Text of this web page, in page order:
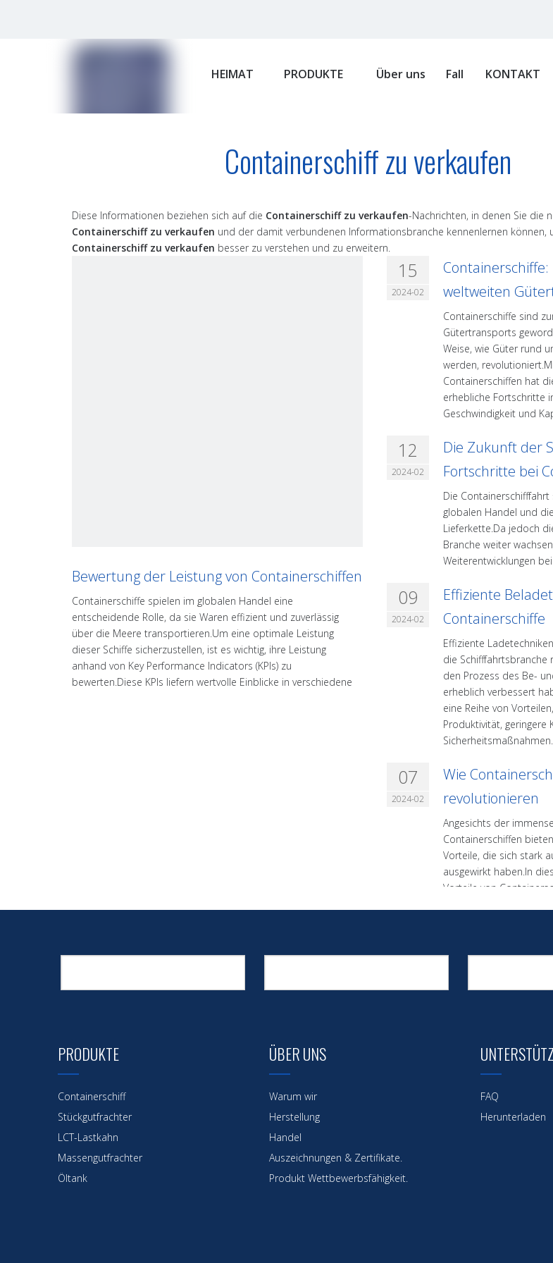
HEIMAT PRODUKTE Über uns Fall KONTAKT
Containerschiff zu verkaufen
Diese Informationen beziehen sich auf die Containerschiff zu verkaufen-Nachrichten, in denen Sie die
Containerschiff zu verkaufen und der damit verbundenen Informationsbranche kennenlernen können,
Containerschiff zu verkaufen besser zu verstehen und zu erweitern.
Bewertung der Leistung von Containerschiffen
Containerschiffe spielen im globalen Handel eine
entscheidende Rolle, da sie Waren effizient und zuverlässig
über die Meere transportieren.Um eine optimale Leistung
dieser Schiffe sicherzustellen, ist es wichtig, ihre Leistung
anhand von Key Performance Indicators (KPIs) zu
bewerten.Diese KPIs liefern wertvolle Einblicke in verschiedene
15
2024-02
Containerschiffe:
weltweiten
Containerschiffe sind
Gütertransports
Weise, wie Güter rund
werden,
Containerschiffen hat
erhebliche Fortschritte
Geschwindigkeit und
12
2024-02
Die Zukunft der
Fortschritte bei
Die
globalen Handel und
Lieferkette.Da jedoch
Branche weiter
Weiterentwicklungen
09
2024-02
Effiziente
Containerschiffe
Effiziente
die Schifffahrtsbranche
den Prozess des Be-
erheblich verbessert
eine Reihe von
Produktivität, geringere
Sicherheitsmaßnahmen.
07
2024-02
Wie
revolutionieren
Angesichts der
Containerschiffen
Vorteile, die sich stark
ausgewirkt haben.In
Vorteile von
PRODUKTE
Containerschiff
Stückgutfrachter
LCT-Lastkahn
Massengutfrachter
Öltank
ÜBER UNS
Warum wir
Herstellung
Handel
Auszeichnungen & Zertifikate.
Produkt Wettbewerbsfähigkeit.
FAQ
Herunterladen